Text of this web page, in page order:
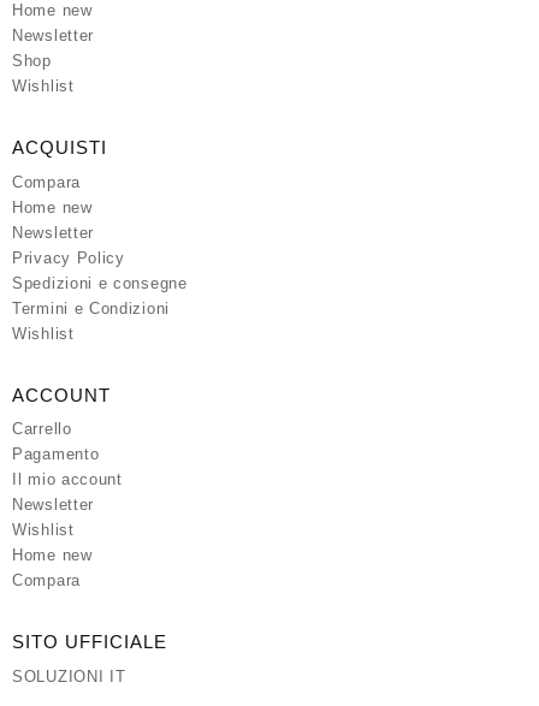
Home new
Newsletter
Shop
Wishlist
ACQUISTI
Compara
Home new
Newsletter
Privacy Policy
Spedizioni e consegne
Termini e Condizioni
Wishlist
ACCOUNT
Carrello
Pagamento
Il mio account
Newsletter
Wishlist
Home new
Compara
SITO UFFICIALE
SOLUZIONI IT